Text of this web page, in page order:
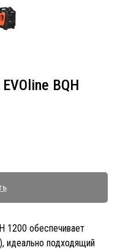
BQH
1200 обеспечивает
идеально подходящий